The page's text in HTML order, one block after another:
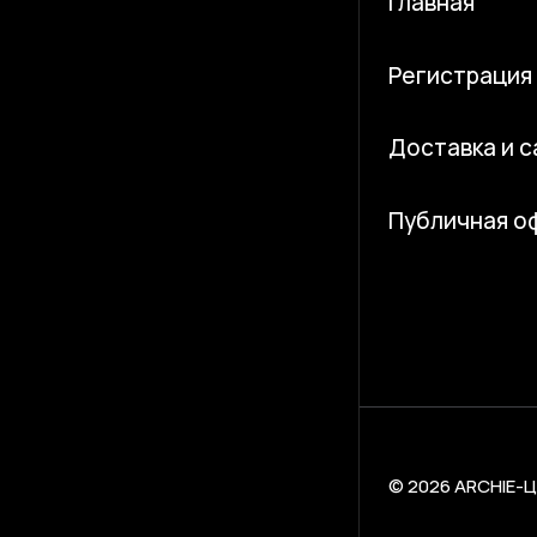
Регистрация
Доставка и
Публичная
© 2026 ARCHIE-